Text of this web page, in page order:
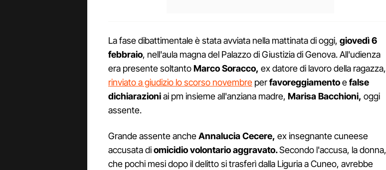
La fase dibattimentale è stata avviata nella mattinata di oggi, giovedì 6
febbraio, nell'aula magna del Palazzo di Giustizia di Genova. All'udienza
era presente soltantoMarco Soracco, ex datore di lavoro della ragazza,
rinviato a giudizio lo scorso novembre perfavoreggiamentoefalse
dichiarazioniai pm insieme all'anziana madre, Marisa Bacchioni, oggi
assente.
Grande assente ancheAnnalucia Cecere, ex insegnante cuneese
accusata diomicidio volontario aggravato.Secondo l'accusa, la donna,
che pochi mesi dopo il delitto si trasferì dalla Liguria a Cuneo, avrebbe